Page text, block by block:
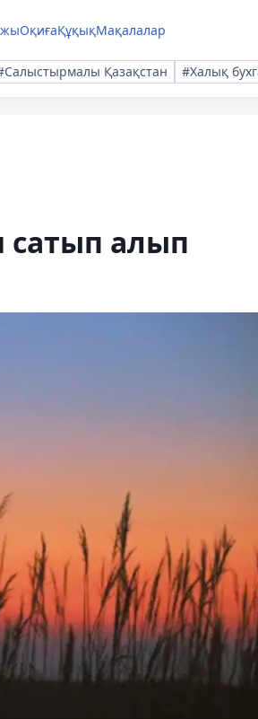
ОқиғаҚұқықМақалалар
Қазақстан #Халық
алып